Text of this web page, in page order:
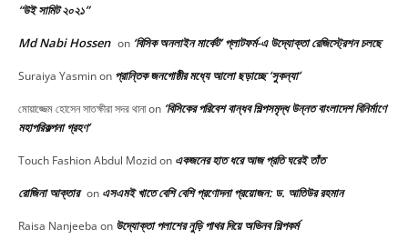
“উই সামিট ২০২১”
Md Nabi Hossen on ‘বিসিক অনলাইন মার্কেট’ প্লাটফর্ম-এ উদ্যোক্তা রেজিস্ট্রেশন চলছে
Suraiya Yasminon প্রান্তিক জনগোষ্ঠীর মধ্যে আলো ছড়াচ্ছে ‘সুকন্যা’
মোয়াজ্জেম হোসেন সাতক্ষীরা সদর থানাon ‘বিসিকের পরিবেশ বান্ধব শিল্পসমৃদ্ধ উন্নত বাংলাদেশ বিনির্মাণে
মহাপরিকল্পনা গ্রহণ’
Touch Fashion Abdul Mozidon একজনের হাত ধরে আজ প্রতি ঘরেই তাঁত
রোজিনা আক্তার on এসএমই খাতে বেশি বেশি প্রণোদনা প্রয়োজন: ড. আতিউর রহমান
Raisa Nanjeeba on উদ্যোক্তা পলাশের নুড়ি পাথর দিয়ে অভিনব শিল্পকর্ম